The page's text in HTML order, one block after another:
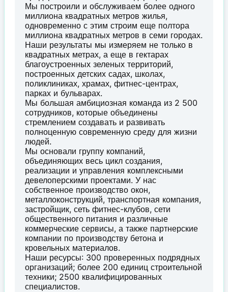
Мы построили и обслуживаем более одного
миллиона квадратных метров жилья,
одновременно с этим строим еще полтора
миллиона квадратных метров в семи городах.
Наши результаты мы измеряем не только в
квадратных метрах, а еще в гектарах
благоустроенных зеленых территорий,
построенных детских садах, школах,
поликлиниках, храмах, фитнес-центрах,
парках и бульварах.
Мы большая амбициозная команда из 2 500
сотрудников, которые объединены
стремлением создавать и развивать
полноценную современную среду для жизни
людей.
Мы основали группу компаний,
объединяющих весь цикл создания,
реализации и управления комплексными
девелоперскими проектами. У нас
собственное производство окон,
металлоконструкций, транспортная компания,
застройщик, сеть фитнес-клубов, сети
общественного питания и различные
коммерческие сервисы, а также партнерские
компании по производству бетона и
кровельных материалов.
Наши ресурсы: 300 проверенных подрядных
организаций; более 200 единиц строительной
техники; 2500 квалифицированных
специалистов.